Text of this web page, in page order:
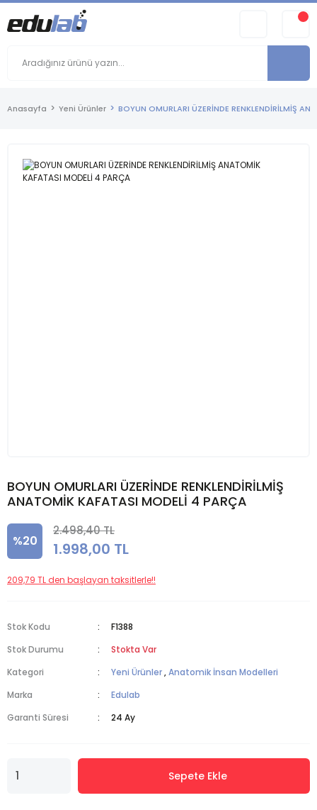
Anasayfa Yeni Ürünler BOYUN OMURLARI ÜZERİNDE RENKLENDİRİLMİŞ
BOYUN OMURLARI ÜZERİNDE RENKLENDİRİLMİŞ
ANATOMİK KAFATASI MODELİ 4 PARÇA
%20
2.498,40 TL
1.998,00 TL
209,79 TL den başlayan taksitlerle!!
Stok Kodu
F1388
Stok Durumu
Stokta Var
Kategori
Yeni Ürünler,Anatomik İnsan Modelleri
Marka
Edulab
Garanti Süresi
24 Ay
Sepete Ekle